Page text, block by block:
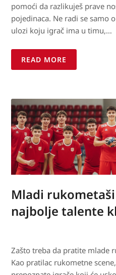
pomoći da razlikuješ prave
pojedinaca. Ne radi se samo
ulozi koju igrač ima u timu,…
READ MORE
Mladi rukometaši
najbolje talente
Zašto treba da pratite mlade
Kao pratilac rukometne